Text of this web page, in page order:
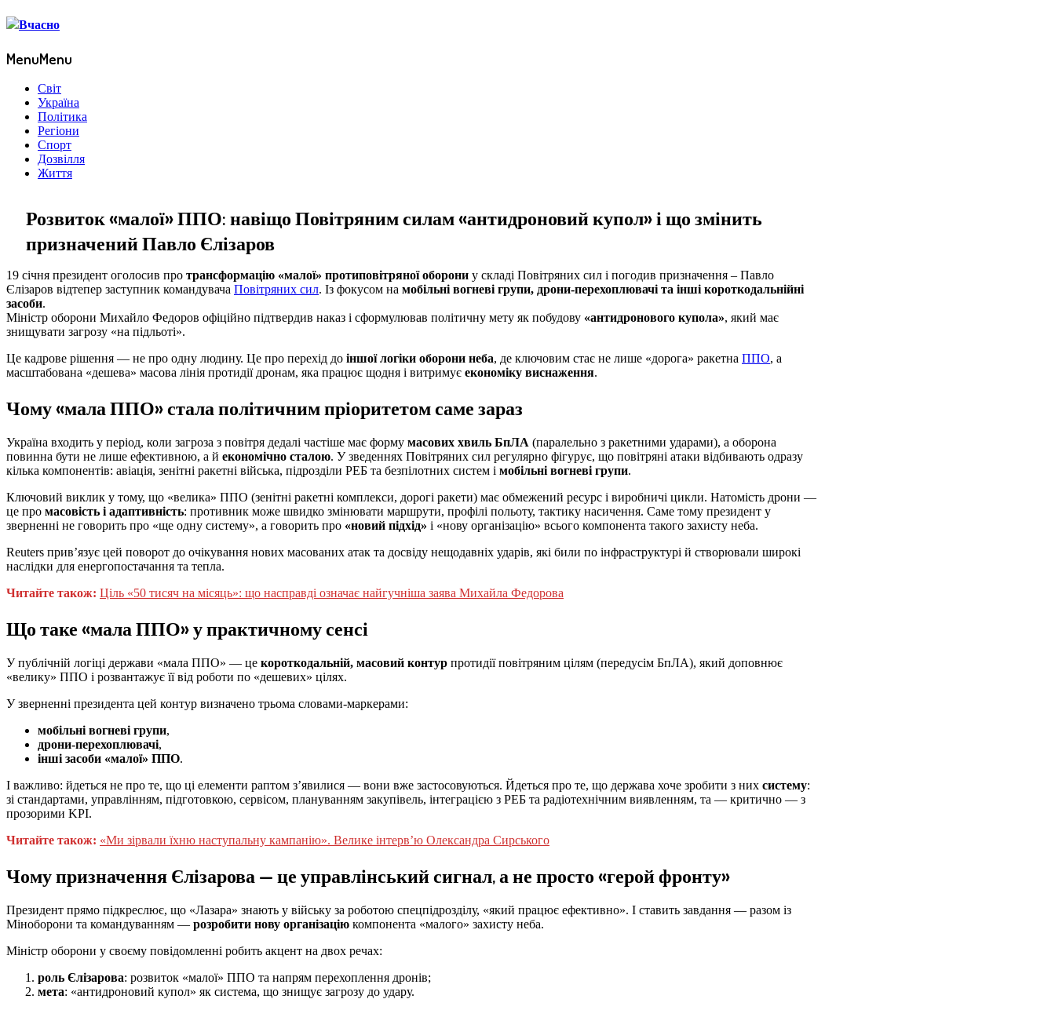
MenuMenu
Світ
Україна
Політика
Регіони
Спорт
Дозвілля
Життя
Розвиток «малої» ППО: навіщо Повітряним силам «антидроновий купол» і що змінить
призначений Павло Єлізаров
19 січня президент оголосив про трансформацію «малої» протиповітряної оборони у складі Повітряних сил і погодив призначення – Павло
Єлізаров відтепер заступник командувача Повітряних сил. Із фокусом на мобільні вогневі групи, дрони-перехоплювачі та інші короткодальнійні
засоби.
Міністр оборони Михайло Федоров офіційно підтвердив наказ і сформулював політичну мету як побудову «антидронового купола», який має
знищувати загрозу «на підльоті».
Це кадрове рішення — не про одну людину. Це про перехід до іншої логіки оборони неба, де ключовим стає не лише «дорога» ракетна ППО, а
масштабована «дешева» масова лінія протидії дронам, яка працює щодня і витримує економіку виснаження.
Чому «мала ППО» стала політичним пріоритетом саме зараз
Україна входить у період, коли загроза з повітря дедалі частіше має форму масових хвиль БпЛА (паралельно з ракетними ударами), а оборона
повинна бути не лише ефективною, а й економічно сталою. У зведеннях Повітряних сил регулярно фігурує, що повітряні атаки відбивають одразу
кілька компонентів: авіація, зенітні ракетні війська, підрозділи РЕБ та безпілотних систем і мобільні вогневі групи.
Ключовий виклик у тому, що «велика» ППО (зенітні ракетні комплекси, дорогі ракети) має обмежений ресурс і виробничі цикли. Натомість дрони —
це про масовість і адаптивність: противник може швидко змінювати маршрути, профілі польоту, тактику насичення. Саме тому президент у
зверненні не говорить про «ще одну систему», а говорить про «новий підхід» і «нову організацію» всього компонента такого захисту неба.
Reuters прив’язує цей поворот до очікування нових масованих атак та досвіду нещодавніх ударів, які били по інфраструктурі й створювали широкі
наслідки для енергопостачання та тепла.
Читайте також: Ціль «50 тисяч на місяць»: що насправді означає найгучніша заява Михайла Федорова
Що таке «мала ППО» у практичному сенсі
У публічній логіці держави «мала ППО» — це короткодальній, масовий контур протидії повітряним цілям (передусім БпЛА), який доповнює
«велику» ППО і розвантажує її від роботи по «дешевих» цілях.
У зверненні президента цей контур визначено трьома словами-маркерами:
мобільні вогневі групи,
дрони-перехоплювачі,
інші засоби «малої» ППО.
І важливо: йдеться не про те, що ці елементи раптом з’явилися — вони вже застосовуються. Йдеться про те, що держава хоче зробити з них систему:
зі стандартами, управлінням, підготовкою, сервісом, плануванням закупівель, інтеграцією з РЕБ та радіотехнічним виявленням, та — критично — з
прозорими KPI.
Читайте також: «Ми зірвали їхню наступальну кампанію». Велике інтерв’ю Олександра Сирського
Чому призначення Єлізарова — це управлінський сигнал, а не просто «герой фронту»
Президент прямо підкреслює, що «Лазара» знають у війську за роботою спецпідрозділу, «який працює ефективно». І ставить завдання — разом із
Міноборони та командуванням — розробити нову організацію компонента «малого» захисту неба.
Міністр оборони у своєму повідомленні робить акцент на двох речах:
роль Єлізарова: розвиток «малої» ППО та напрям перехоплення дронів;
мета: «антидроновий купол» як система, що знищує загрозу до удару.